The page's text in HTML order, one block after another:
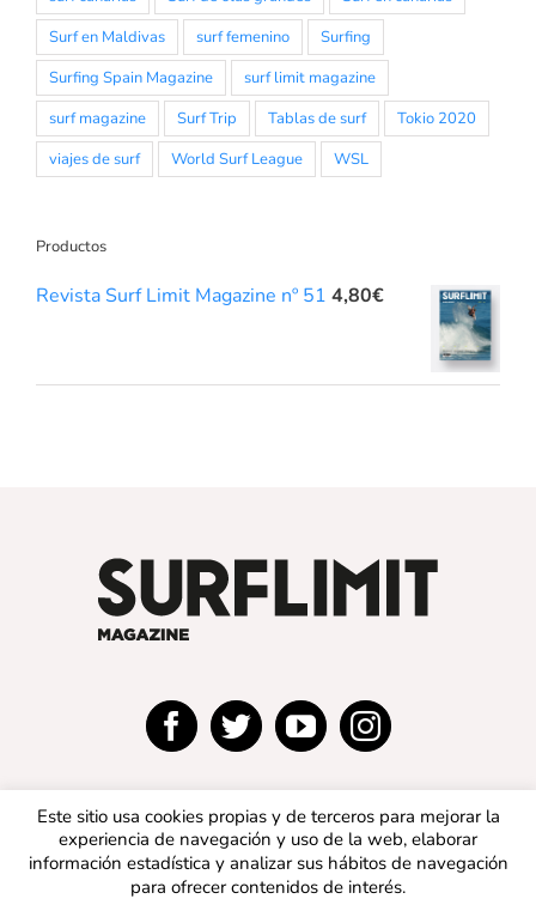
Surf en Maldivas
surf femenino
Surfing
Surfing Spain Magazine
surf limit magazine
surf magazine
Surf Trip Tablas de surf
Tokio 2020
viajes de surf
World Surf League WSL
Productos
Revista Surf Limit Magazine nº 51 4,80€
Este sitio usa cookies propias y de terceros para mejorar la
experiencia de navegación y uso de la web, elaborar
información estadística y analizar sus hábitos de navegación
para ofrecer contenidos de interés.